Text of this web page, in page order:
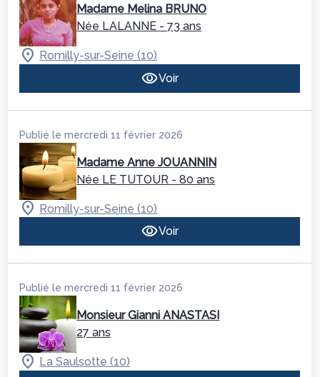
Madame Melina BRUNO
Née LALANNE - 73 ans
Romilly-sur-Seine (10)
Voir
Publié le mercredi 11 février 2026
Madame Anne JOUANNIN
Née LE TUTOUR - 80 ans
Romilly-sur-Seine (10)
Voir
Publié le mercredi 11 février 2026
Monsieur Gianni ANASTASI
27 ans
La Saulsotte (10)